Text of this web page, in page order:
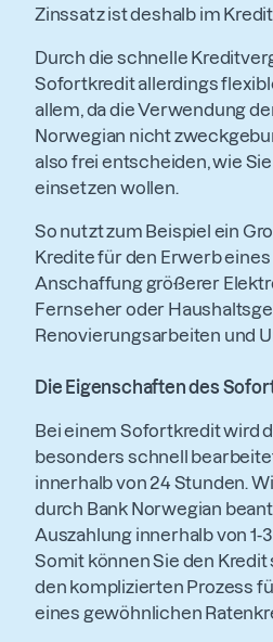
Zinssatz ist deshalb im
Durch die schnelle
Sofortkredit allerdings
allem, da die Verwendung
Norwegian nicht
also frei entscheiden, wie
einsetzen wollen.
So nutzt zum Beispiel ein
Kredite für den Erwerb
Anschaffung größerer
Fernseher oder
Renovierungsarbeiten und
Die Eigenschaften des
Bei einem Sofortkredit wird
besonders schnell
innerhalb von 24 Stunden.
durch Bank Norwegian
Auszahlung innerhalb von 1-
Somit können Sie den
den komplizierten Prozess
eines gewöhnlichen